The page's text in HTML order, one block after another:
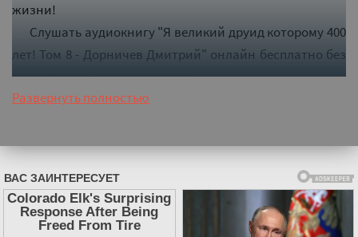
жизни!
Слушать аудиокнигу "Я великий друид которому 400
лет! Том 8 - Дорничев Дмитрий" онлайн бесплатно без
регистрации - полная версия
Развернуть полностью